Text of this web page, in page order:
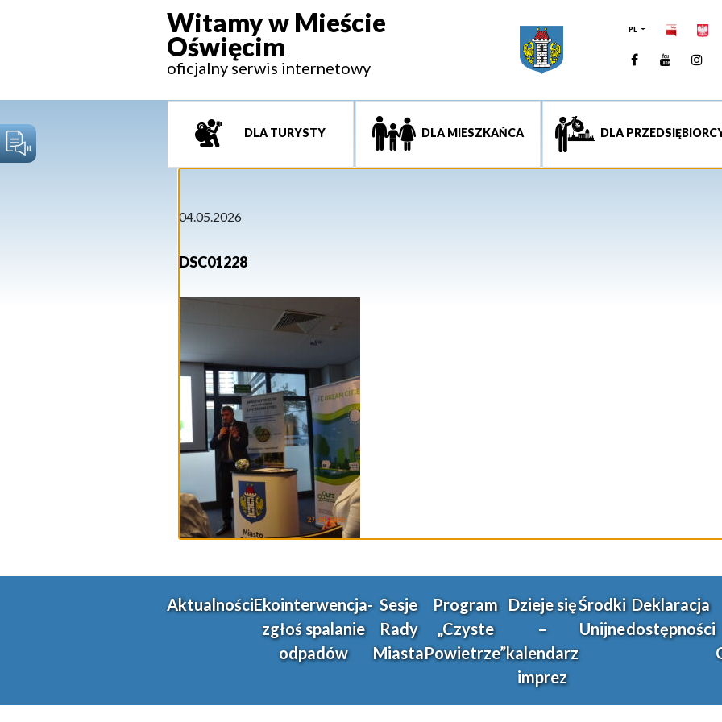
Witamy w Mieście
Oświęcim
oficjalny serwis internetowy
PL
Facebook
DLA TURYSTY DLA MIESZKAŃCA DLA
04.05.2026
DSC01228
AktualnościEkointerwencja-
zgłoś spalanie
odpadów
Sesje
Rady
Miasta
Program
„Czyste
Powietrze”
Dzieje się
–
kalendarz
imprez
Środki
Unijne
Deklaracja
dostępności